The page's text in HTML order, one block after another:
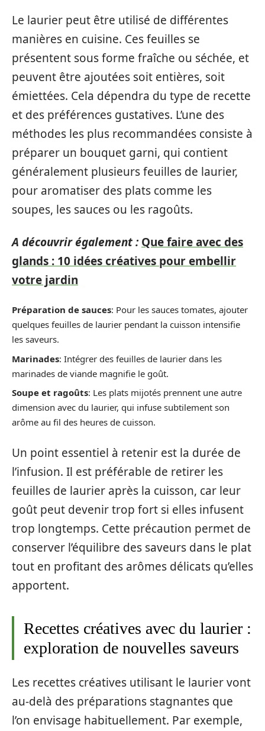
Le laurier peut être utilisé de différentes
manières en cuisine. Ces feuilles se
présentent sous forme fraîche ou séchée, et
peuvent être ajoutées soit entières, soit
émiettées. Cela dépendra du type de recette
et des préférences gustatives. L’une des
méthodes les plus recommandées consiste à
préparer un bouquet garni, qui contient
généralement plusieurs feuilles de laurier,
pour aromatiser des plats comme les
soupes, les sauces ou les ragoûts.
A découvrir également : Que faire avec des
glands : 10 idées créatives pour embellir
votre jardin
Préparation de sauces: Pour les sauces tomates, ajouter
quelques feuilles de laurier pendant la cuisson intensifie
les saveurs.
Marinades: Intégrer des feuilles de laurier dans les
marinades de viande magnifie le goût.
Soupe et ragoûts: Les plats mijotés prennent une autre
dimension avec du laurier, qui infuse subtilement son
arôme au fil des heures de cuisson.
Un point essentiel à retenir est la durée de
l’infusion. Il est préférable de retirer les
feuilles de laurier après la cuisson, car leur
goût peut devenir trop fort si elles infusent
trop longtemps. Cette précaution permet de
conserver l’équilibre des saveurs dans le plat
tout en profitant des arômes délicats qu’elles
apportent.
Recettes créatives avec du laurier :
exploration de nouvelles saveurs
Les recettes créatives utilisant le laurier vont
au-delà des préparations stagnantes que
l’on envisage habituellement. Par exemple,